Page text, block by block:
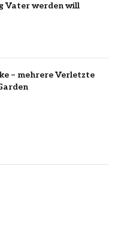
Vater werden will
– mehrere Verletzte